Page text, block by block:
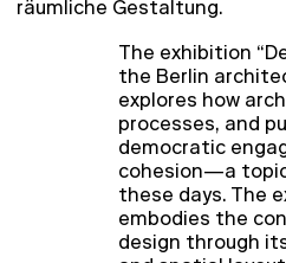
räumliche Gestaltung.
The exhibition
the Berlin
explores how
processes, and
democratic
cohesion—a
these days. The
embodies the
design through